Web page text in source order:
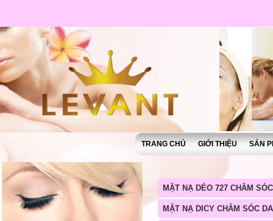
TRANG CHỦ GIỚI THIỆU SẢN
MẶT NẠ DẺO 727 CHĂM
MẶT NẠ DICY CHĂM SÓC DA